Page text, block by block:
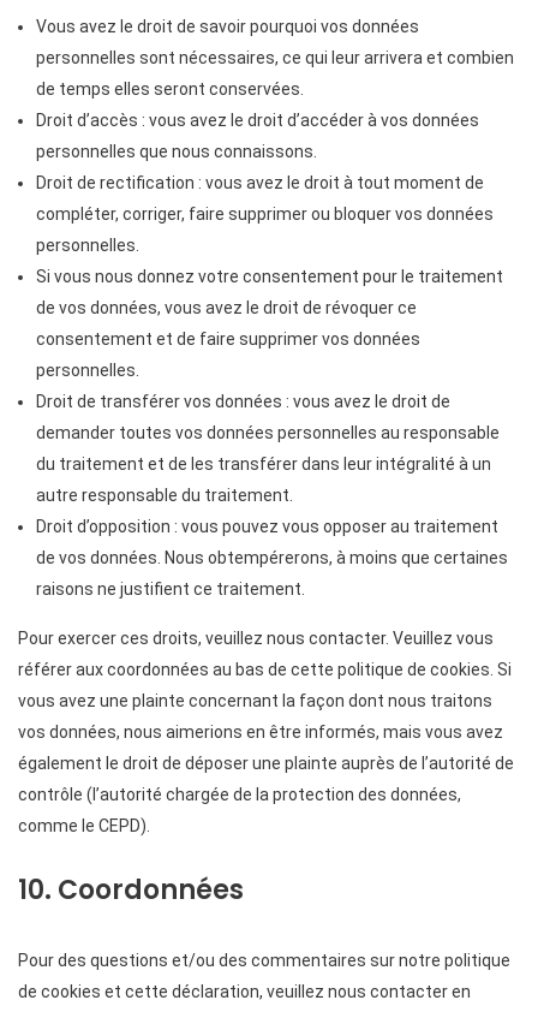
Vous avez le droit de savoir pourquoi vos données
personnelles sont nécessaires, ce qui leur arrivera et combien
de temps elles seront conservées.
Droit d’accès : vous avez le droit d’accéder à vos données
personnelles que nous connaissons.
Droit de rectification : vous avez le droit à tout moment de
compléter, corriger, faire supprimer ou bloquer vos données
personnelles.
Si vous nous donnez votre consentement pour le traitement
de vos données, vous avez le droit de révoquer ce
consentement et de faire supprimer vos données
personnelles.
Droit de transférer vos données : vous avez le droit de
demander toutes vos données personnelles au responsable
du traitement et de les transférer dans leur intégralité à un
autre responsable du traitement.
Droit d’opposition : vous pouvez vous opposer au traitement
de vos données. Nous obtempérerons, à moins que certaines
raisons ne justifient ce traitement.
Pour exercer ces droits, veuillez nous contacter. Veuillez vous
référer aux coordonnées au bas de cette politique de cookies. Si
vous avez une plainte concernant la façon dont nous traitons
vos données, nous aimerions en être informés, mais vous avez
également le droit de déposer une plainte auprès de l’autorité de
contrôle (l’autorité chargée de la protection des données,
comme le CEPD).
10. Coordonnées
Pour des questions et/ou des commentaires sur notre politique
de cookies et cette déclaration, veuillez nous contacter en